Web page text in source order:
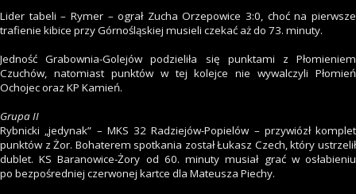
Lider tabeli – Rymer – ograł Zucha Orzepowice 3:0, choć na pierwsze
trafienie kibice przy Górnośląskiej musieli czekać aż do 73. minuty.
Jedność Grabownia-Golejów podzieliła się punktami z Płomieniem
Czuchów, natomiast punktów w tej kolejce nie wywalczyli Płomień
Ochojec oraz KP Kamień.
Grupa II
Rybnicki „jedynak” – MKS 32 Radziejów-Popielów – przywiózł komplet
punktów z Żor. Bohaterem spotkania został Łukasz Czech, który ustrzelił
dublet. KS Baranowice-Żory od 60. minuty musiał grać w osłabieniu
po bezpośredniej czerwonej kartce dla Mateusza Piechy.